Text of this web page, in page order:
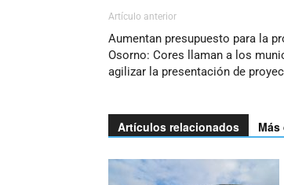
Artículo anterior
Aumentan presupuesto para la
Osorno: Cores llaman a los
agilizar la presentación de
Artículos relacionados